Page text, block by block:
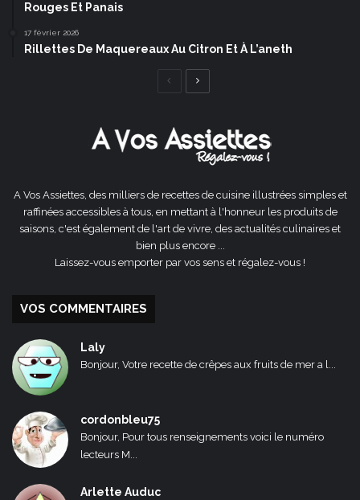
Rouges Et Panais
17 février 2026
Rillettes De Maquereaux Au Citron Et À L’aneth
Page
A Vos Assiettes, des milliers de recettes de cuisine illustrées simples et
raffinées accessibles à tous, en mettant à l'honneur les produits de
saisons, c'est également de l'art de vivre, des actualités culinaires et
bien plus encore ...
Laissez-vous emporter par vos sens et régalez-vous !
VOS COMMENTAIRES
Laly
Bonjour, Votre recette de crêpes aux fruits de mer a l...
cordonbleu75
Bonjour, Pour tous renseignements voici le numéro
lecteurs M...
Arlette Auduc